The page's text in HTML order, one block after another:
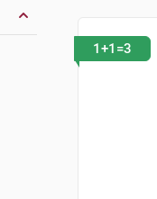
1+1=3